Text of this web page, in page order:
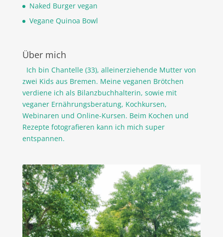
Naked Burger vegan
Vegane Quinoa Bowl
Über mich
Ich bin Chantelle (33), alleinerziehende Mutter von
zwei Kids aus Bremen. Meine veganen Brötchen
verdiene ich als Bilanzbuchhalterin, sowie mit
veganer Ernährungsberatung, Kochkursen,
Webinaren und Online-Kursen. Beim Kochen und
Rezepte fotografieren kann ich mich super
entspannen.